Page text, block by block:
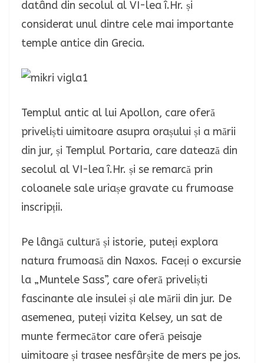
datând din secolul al VI-lea î.Hr. și
considerat unul dintre cele mai importante
temple antice din Grecia.
Templul antic al lui Apollon, care oferă
priveliști uimitoare asupra orașului și a mării
din jur, și Templul Portaria, care datează din
secolul al VI-lea î.Hr. și se remarcă prin
coloanele sale uriașe gravate cu frumoase
inscripții.
Pe lângă cultură și istorie, puteți explora
natura frumoasă din Naxos. Faceți o excursie
la „Muntele Sass”, care oferă priveliști
fascinante ale insulei și ale mării din jur. De
asemenea, puteți vizita Kelsey, un sat de
munte fermecător care oferă peisaje
uimitoare și trasee nesfârșite de mers pe jos.